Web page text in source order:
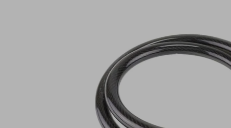
air fryer
5º iphone